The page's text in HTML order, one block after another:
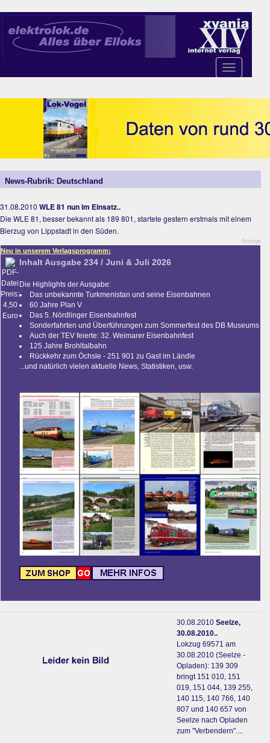
Toggle
navigation
News-Rubrik: Deutschland
31.08.2010 WLE 81 nun im Einsatz..
Die WLE 81, besser bekannt als 189 801, startete gestern erstmals mit einem
Bierzug von Lippstadt in den Süden.
Anzeige
Neu in unserem Verlagsprogramm:
PDF-
Datei
Preis:
4,50
Euro
Inhalt Ausgabe 234 / Juni & Juli 2026
Die Highlights der Ausgabe:
Das unbekannte Turkmenistan und seine Eisenbahnen
60 Jahre Plan V
Das 5. Nördlinger Eisenbahnfest
Sonderfahrten und Überführungen zum Sommerfest des DB Museums
Auch der TEV feierte: 32. Weimarer Eisenbahnfest
125 Jahre Brohltalbahn
Rückkehr zum Öchsle - 251 901 zu Gast im Ländle
...und natürlich vielen aktuelle News, Statistiken, usw.
30.08.2010 Seelze,
30.08.2010..
Lokzug 69571 am
30.08.2010 (Seelze -
Opladen): 139 309
bringt 151 010, 151
019, 151 044, 139 255,
140 115, 140 766, 140
807 und 140 657 von
Seelze nach Opladen
zum "Verbendern"....